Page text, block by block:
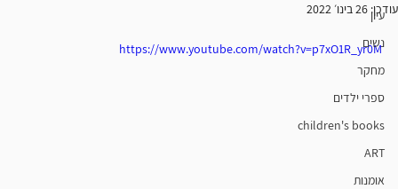
עיון
נשים
מחקר
ספרי ילדים
children's books
ART
אומנות
עודכן: 26 בינו׳ 2022
https://www.youtube.com/watch?v=p7xO1R_yr0M